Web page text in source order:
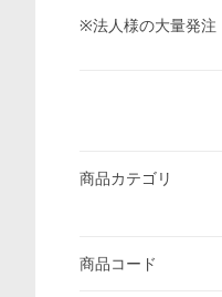
※法人様の大量発注
商品カテゴリ
商品コード